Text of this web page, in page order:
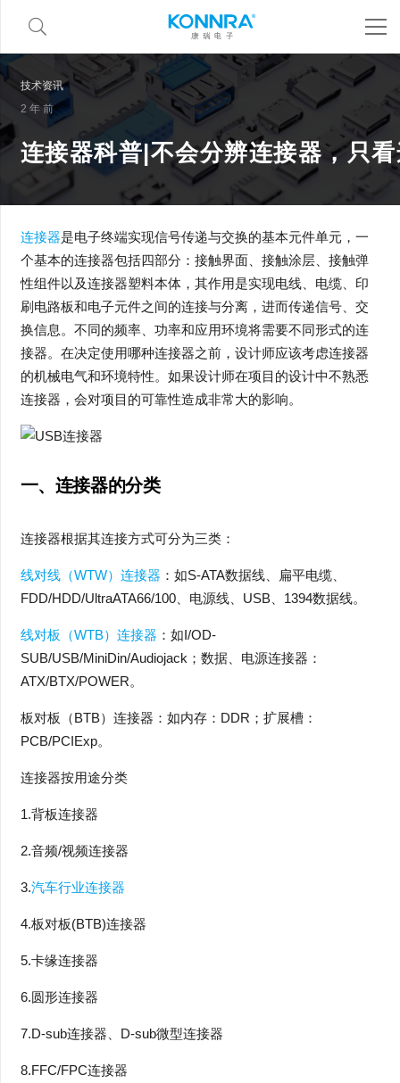
技术资讯
2 年 前
连接器科普|不会分辨连接器，只
连接器是电子终端实现信号传递与交换的基本元件单元，一
个基本的连接器包括四部分：接触界面、接触涂层、接触弹
性组件以及连接器塑料本体，其作用是实现电线、电缆、印
刷电路板和电子元件之间的连接与分离，进而传递信号、交
换信息。不同的频率、功率和应用环境将需要不同形式的连
接器。在决定使用哪种连接器之前，设计师应该考虑连接器
的机械电气和环境特性。如果设计师在项目的设计中不熟悉
连接器，会对项目的可靠性造成非常大的影响。
一、 连接器的分类
连接器根据其连接方式可分为三类：
线对线（WTW）连接器 ：如S-ATA数据线、扁平电缆、
FDD/HDD/UltraATA66/100、电源线、USB、1394数据线。
线对板（WTB）连接器 ：如I/OD-
SUB/USB/MiniDin/Audiojack；数据、电源连接器：
ATX/BTX/POWER。
板对板（BTB）连接器：如内存：DDR；扩展槽：
PCB/PCIExp。
连接器按用途分类
1.背板连接器
2.音频/视频连接器
3.汽车行业连接器
4.板对板(BTB)连接器
5.卡缘连接器
6.圆形连接器
7.D-sub连接器、D-sub微型连接器
8.FFC/FPC连接器